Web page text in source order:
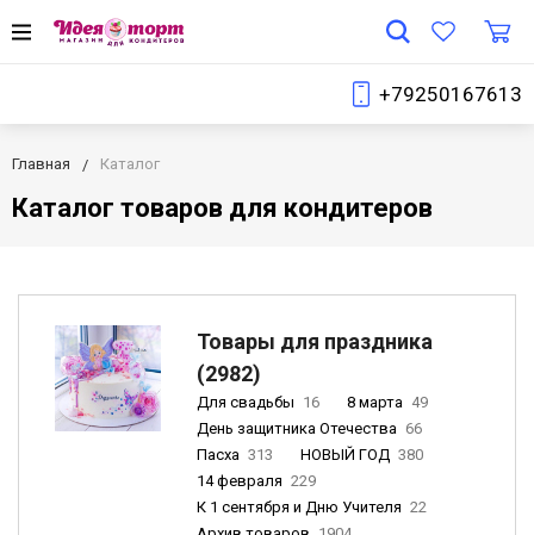
+79250167613
Главная Каталог
Каталог товаров для кондитеров
Товары для праздника
(2982)
Для свадьбы 16 8 марта 49
День защитника Отечества 66
Пасха 313 НОВЫЙ ГОД 380
14 февраля 229
К 1 сентября и Дню Учителя 22